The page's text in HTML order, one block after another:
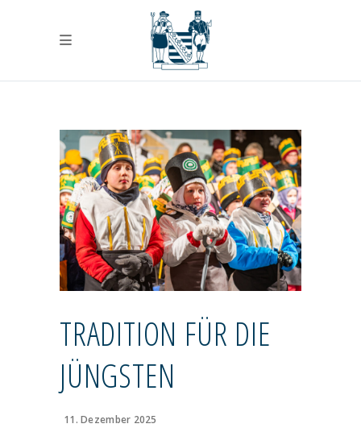
TRADITION FÜR DIE
JÜNGSTEN
11. Dezember 2025